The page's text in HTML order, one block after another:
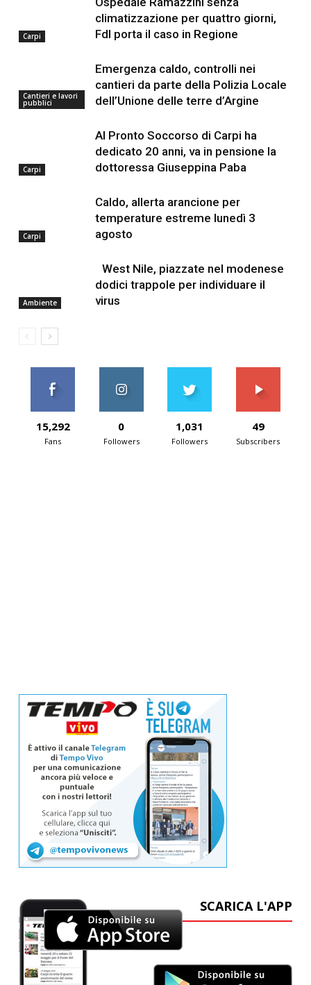
Carpi
climatizzazione per quattro giorni,
FdI porta il caso in Regione
Cantieri e lavori
pubblici
Emergenza caldo, controlli nei
cantieri da parte della Polizia Locale
dell’Unione delle terre d’Argine
Carpi
Al Pronto Soccorso di Carpi ha
dedicato 20 anni, va in pensione la
dottoressa Giuseppina Paba
Carpi
Caldo, allerta arancione per
temperature estreme lunedì 3
agosto
Ambiente
West Nile, piazzate nel modenese
dodici trappole per individuare il
virus
15,292
Fans
0
Followers
1,031
Followers
49
Subscribers
SCARICA L'APP